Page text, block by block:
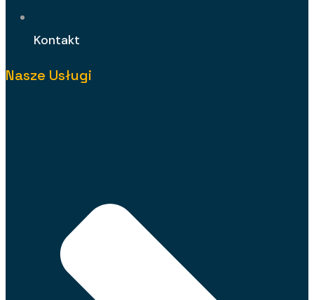
Kontakt
Nasze Usługi